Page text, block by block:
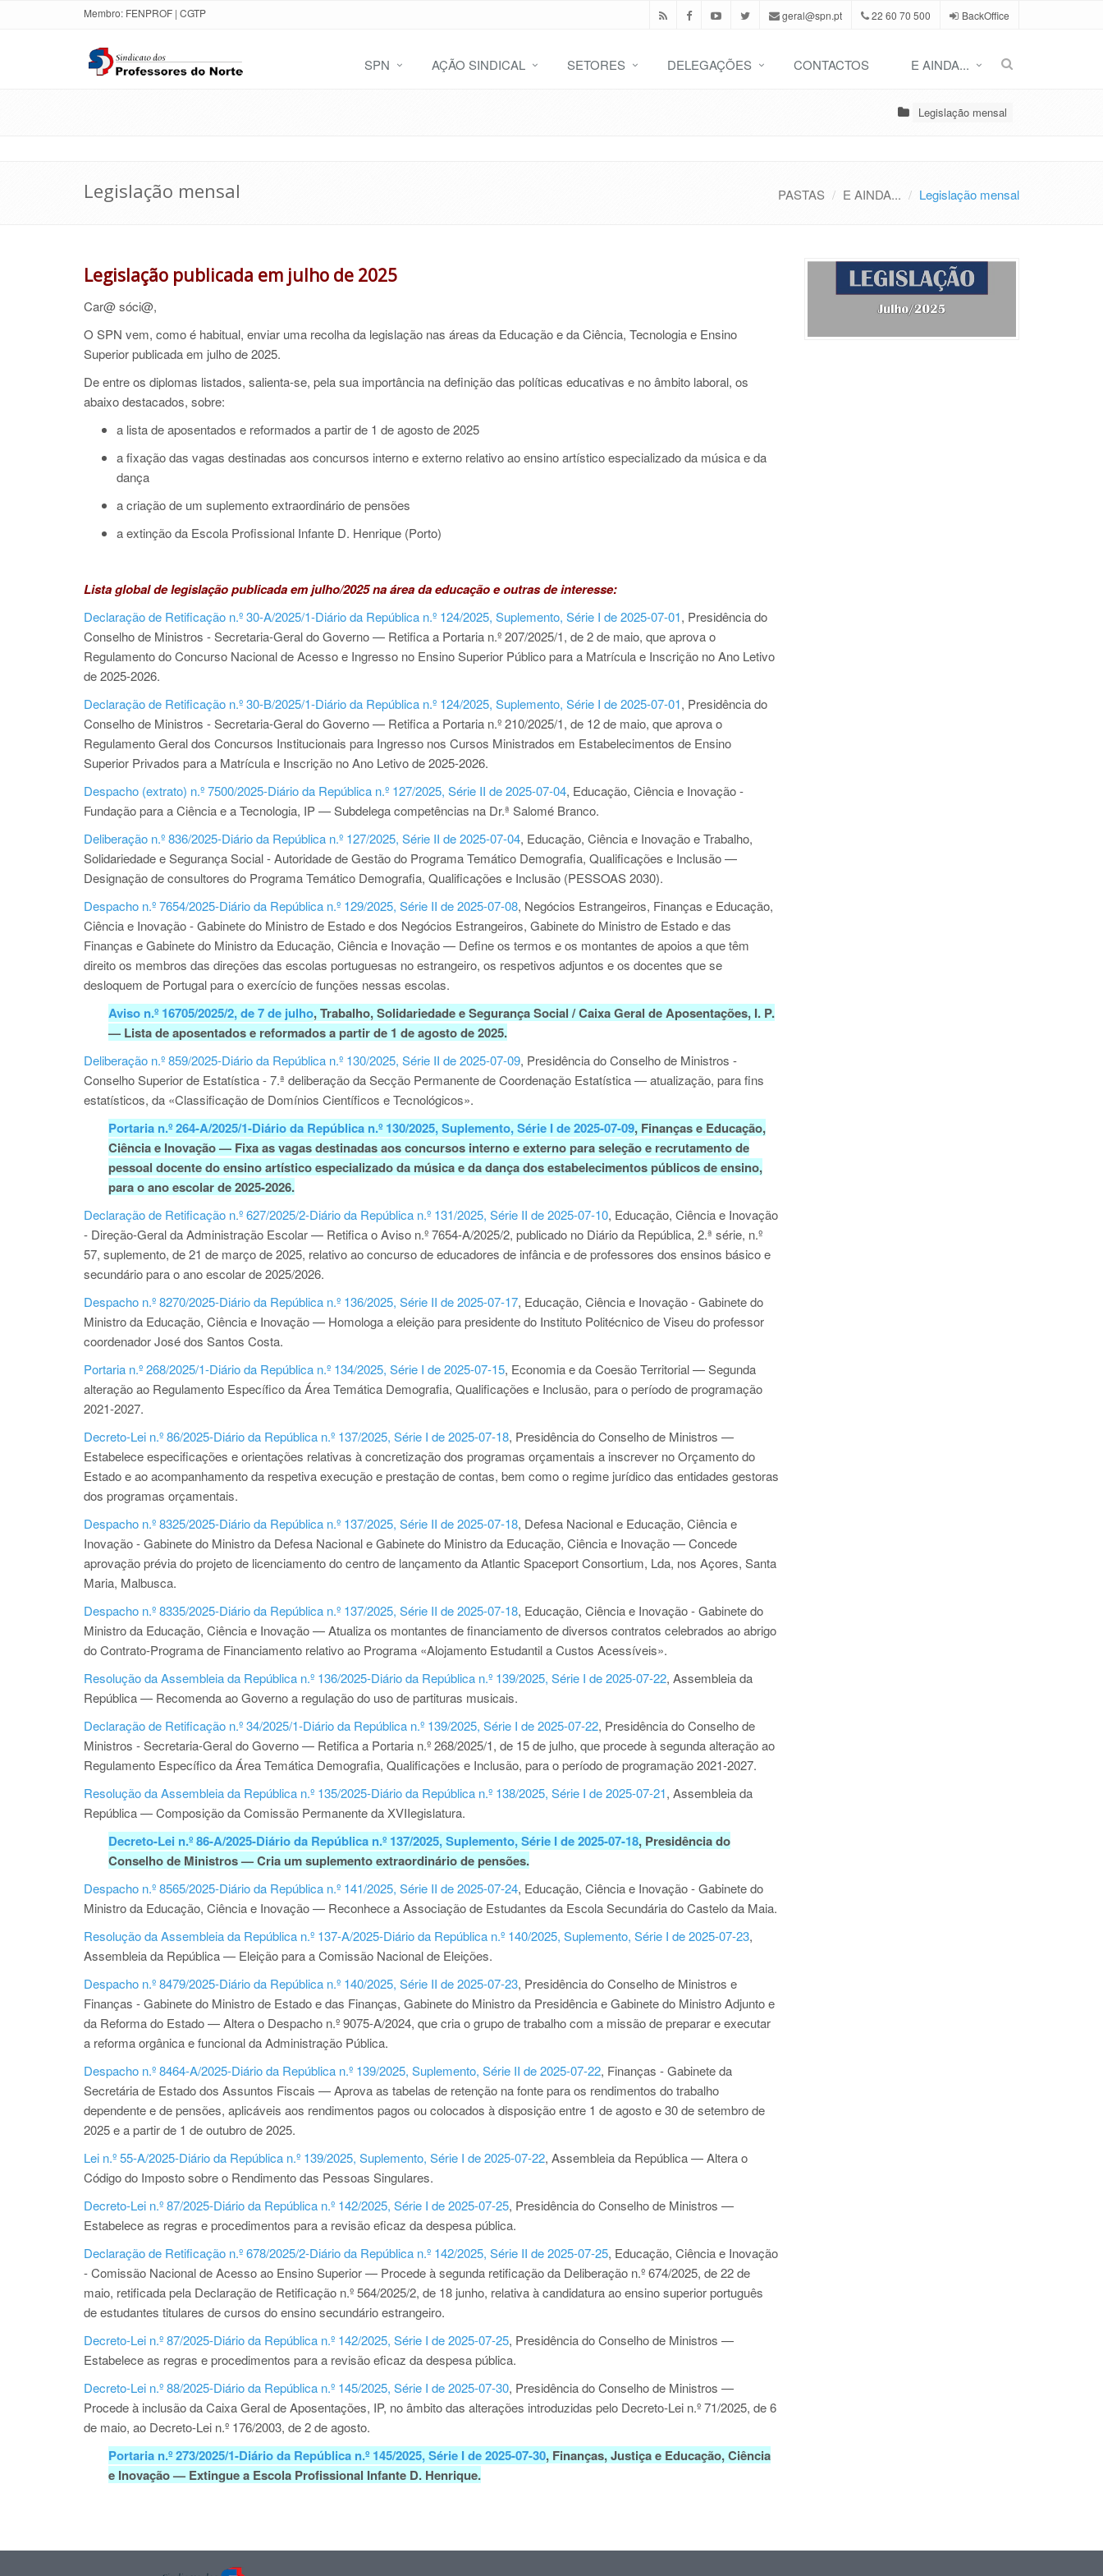
Membro: FENPROF | CGTP geral@spn.pt 22 60 70 500 BackOffice
SPN AÇÃO SINDICAL SETORES DELEGAÇÕES CONTACTOS E AINDA...
Legislação mensal
Legislação mensal PASTAS E AINDA... Legislação mensal
Legislação publicada em julho de 2025
Car@ sóci@,
O SPN vem, como é habitual, enviar uma recolha da legislação nas áreas da Educação e da Ciência, Tecnologia e Ensino
Superior publicada em julho de 2025.
De entre os diplomas listados, salienta-se, pela sua importância na definição das políticas educativas e no âmbito laboral, os
abaixo destacados, sobre:
a lista de aposentados e reformados a partir de 1 de agosto de 2025
a fixação das vagas destinadas aos concursos interno e externo relativo ao ensino artístico especializado da música e da
dança
a criação de um suplemento extraordinário de pensões
a extinção da Escola Profissional Infante D. Henrique (Porto)
Lista global de legislação publicada em julho/2025 na área da educação e outras de interesse:
Declaração de Retificação n.º 30-A/2025/1-Diário da República n.º 124/2025, Suplemento, Série I de 2025-07-01, Presidência do
Conselho de Ministros - Secretaria-Geral do Governo — Retifica a Portaria n.º 207/2025/1, de 2 de maio, que aprova o
Regulamento do Concurso Nacional de Acesso e Ingresso no Ensino Superior Público para a Matrícula e Inscrição no Ano Letivo
de 2025-2026.
Declaração de Retificação n.º 30-B/2025/1-Diário da República n.º 124/2025, Suplemento, Série I de 2025-07-01, Presidência do
Conselho de Ministros - Secretaria-Geral do Governo — Retifica a Portaria n.º 210/2025/1, de 12 de maio, que aprova o
Regulamento Geral dos Concursos Institucionais para Ingresso nos Cursos Ministrados em Estabelecimentos de Ensino
Superior Privados para a Matrícula e Inscrição no Ano Letivo de 2025-2026.
Despacho (extrato) n.º 7500/2025-Diário da República n.º 127/2025, Série II de 2025-07-04, Educação, Ciência e Inovação -
Fundação para a Ciência e a Tecnologia, IP — Subdelega competências na Dr.ª Salomé Branco.
Deliberação n.º 836/2025-Diário da República n.º 127/2025, Série II de 2025-07-04, Educação, Ciência e Inovação e Trabalho,
Solidariedade e Segurança Social - Autoridade de Gestão do Programa Temático Demografia, Qualificações e Inclusão —
Designação de consultores do Programa Temático Demografia, Qualificações e Inclusão (PESSOAS 2030).
Despacho n.º 7654/2025-Diário da República n.º 129/2025, Série II de 2025-07-08, Negócios Estrangeiros, Finanças e Educação,
Ciência e Inovação - Gabinete do Ministro de Estado e dos Negócios Estrangeiros, Gabinete do Ministro de Estado e das
Finanças e Gabinete do Ministro da Educação, Ciência e Inovação — Define os termos e os montantes de apoios a que têm
direito os membros das direções das escolas portuguesas no estrangeiro, os respetivos adjuntos e os docentes que se
desloquem de Portugal para o exercício de funções nessas escolas.
Aviso n.º 16705/2025/2, de 7 de julho, Trabalho, Solidariedade e Segurança Social / Caixa Geral de Aposentações, I. P.
— Lista de aposentados e reformados a partir de 1 de agosto de 2025.
Deliberação n.º 859/2025-Diário da República n.º 130/2025, Série II de 2025-07-09, Presidência do Conselho de Ministros -
Conselho Superior de Estatística - 7.ª deliberação da Secção Permanente de Coordenação Estatística ― atualização, para fins
estatísticos, da «Classificação de Domínios Científicos e Tecnológicos».
Portaria n.º 264-A/2025/1-Diário da República n.º 130/2025, Suplemento, Série I de 2025-07-09, Finanças e Educação,
Ciência e Inovação — Fixa as vagas destinadas aos concursos interno e externo para seleção e recrutamento de
pessoal docente do ensino artístico especializado da música e da dança dos estabelecimentos públicos de ensino,
para o ano escolar de 2025-2026.
Declaração de Retificação n.º 627/2025/2-Diário da República n.º 131/2025, Série II de 2025-07-10, Educação, Ciência e Inovação
- Direção-Geral da Administração Escolar — Retifica o Aviso n.º 7654-A/2025/2, publicado no Diário da República, 2.ª série, n.º
57, suplemento, de 21 de março de 2025, relativo ao concurso de educadores de infância e de professores dos ensinos básico e
secundário para o ano escolar de 2025/2026.
Despacho n.º 8270/2025-Diário da República n.º 136/2025, Série II de 2025-07-17, Educação, Ciência e Inovação - Gabinete do
Ministro da Educação, Ciência e Inovação — Homologa a eleição para presidente do Instituto Politécnico de Viseu do professor
coordenador José dos Santos Costa.
Portaria n.º 268/2025/1-Diário da República n.º 134/2025, Série I de 2025-07-15, Economia e da Coesão Territorial — Segunda
alteração ao Regulamento Específico da Área Temática Demografia, Qualificações e Inclusão, para o período de programação
2021-2027.
Decreto-Lei n.º 86/2025-Diário da República n.º 137/2025, Série I de 2025-07-18, Presidência do Conselho de Ministros —
Estabelece especificações e orientações relativas à concretização dos programas orçamentais a inscrever no Orçamento do
Estado e ao acompanhamento da respetiva execução e prestação de contas, bem como o regime jurídico das entidades gestoras
dos programas orçamentais.
Despacho n.º 8325/2025-Diário da República n.º 137/2025, Série II de 2025-07-18, Defesa Nacional e Educação, Ciência e
Inovação - Gabinete do Ministro da Defesa Nacional e Gabinete do Ministro da Educação, Ciência e Inovação — Concede
aprovação prévia do projeto de licenciamento do centro de lançamento da Atlantic Spaceport Consortium, Lda, nos Açores, Santa
Maria, Malbusca.
Despacho n.º 8335/2025-Diário da República n.º 137/2025, Série II de 2025-07-18, Educação, Ciência e Inovação - Gabinete do
Ministro da Educação, Ciência e Inovação — Atualiza os montantes de financiamento de diversos contratos celebrados ao abrigo
do Contrato-Programa de Financiamento relativo ao Programa «Alojamento Estudantil a Custos Acessíveis».
Resolução da Assembleia da República n.º 136/2025-Diário da República n.º 139/2025, Série I de 2025-07-22, Assembleia da
República — Recomenda ao Governo a regulação do uso de partituras musicais.
Declaração de Retificação n.º 34/2025/1-Diário da República n.º 139/2025, Série I de 2025-07-22, Presidência do Conselho de
Ministros - Secretaria-Geral do Governo — Retifica a Portaria n.º 268/2025/1, de 15 de julho, que procede à segunda alteração ao
Regulamento Específico da Área Temática Demografia, Qualificações e Inclusão, para o período de programação 2021-2027.
Resolução da Assembleia da República n.º 135/2025-Diário da República n.º 138/2025, Série I de 2025-07-21, Assembleia da
República — Composição da Comissão Permanente da XVIIegislatura.
Decreto-Lei n.º 86-A/2025-Diário da República n.º 137/2025, Suplemento, Série I de 2025-07-18, Presidência do
Conselho de Ministros — Cria um suplemento extraordinário de pensões.
Despacho n.º 8565/2025-Diário da República n.º 141/2025, Série II de 2025-07-24, Educação, Ciência e Inovação - Gabinete do
Ministro da Educação, Ciência e Inovação — Reconhece a Associação de Estudantes da Escola Secundária do Castelo da Maia.
Resolução da Assembleia da República n.º 137-A/2025-Diário da República n.º 140/2025, Suplemento, Série I de 2025-07-23,
Assembleia da República — Eleição para a Comissão Nacional de Eleições.
Despacho n.º 8479/2025-Diário da República n.º 140/2025, Série II de 2025-07-23, Presidência do Conselho de Ministros e
Finanças - Gabinete do Ministro de Estado e das Finanças, Gabinete do Ministro da Presidência e Gabinete do Ministro Adjunto e
da Reforma do Estado — Altera o Despacho n.º 9075-A/2024, que cria o grupo de trabalho com a missão de preparar e executar
a reforma orgânica e funcional da Administração Pública.
Despacho n.º 8464-A/2025-Diário da República n.º 139/2025, Suplemento, Série II de 2025-07-22, Finanças - Gabinete da
Secretária de Estado dos Assuntos Fiscais — Aprova as tabelas de retenção na fonte para os rendimentos do trabalho
dependente e de pensões, aplicáveis aos rendimentos pagos ou colocados à disposição entre 1 de agosto e 30 de setembro de
2025 e a partir de 1 de outubro de 2025.
Lei n.º 55-A/2025-Diário da República n.º 139/2025, Suplemento, Série I de 2025-07-22, Assembleia da República — Altera o
Código do Imposto sobre o Rendimento das Pessoas Singulares.
Decreto-Lei n.º 87/2025-Diário da República n.º 142/2025, Série I de 2025-07-25, Presidência do Conselho de Ministros —
Estabelece as regras e procedimentos para a revisão eficaz da despesa pública.
Declaração de Retificação n.º 678/2025/2-Diário da República n.º 142/2025, Série II de 2025-07-25, Educação, Ciência e Inovação
- Comissão Nacional de Acesso ao Ensino Superior — Procede à segunda retificação da Deliberação n.º 674/2025, de 22 de
maio, retificada pela Declaração de Retificação n.º 564/2025/2, de 18 junho, relativa à candidatura ao ensino superior português
de estudantes titulares de cursos do ensino secundário estrangeiro.
Decreto-Lei n.º 87/2025-Diário da República n.º 142/2025, Série I de 2025-07-25, Presidência do Conselho de Ministros —
Estabelece as regras e procedimentos para a revisão eficaz da despesa pública.
Decreto-Lei n.º 88/2025-Diário da República n.º 145/2025, Série I de 2025-07-30, Presidência do Conselho de Ministros —
Procede à inclusão da Caixa Geral de Aposentações, IP, no âmbito das alterações introduzidas pelo Decreto-Lei n.º 71/2025, de 6
de maio, ao Decreto-Lei n.º 176/2003, de 2 de agosto.
Portaria n.º 273/2025/1-Diário da República n.º 145/2025, Série I de 2025-07-30, Finanças, Justiça e Educação, Ciência
e Inovação — Extingue a Escola Profissional Infante D. Henrique.